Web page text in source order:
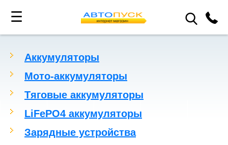
☰
Аккумуляторы
Мото-аккумуляторы
Тяговые аккумуляторы
LiFePO4 аккумуляторы
Зарядные устройства